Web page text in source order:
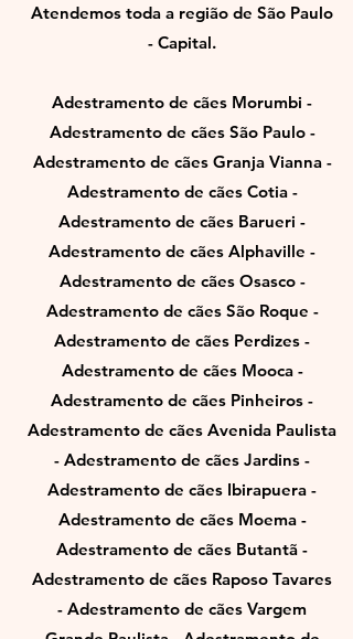
Atendemos toda a região de São Paulo
- Capital.
Adestramento de cães Morumbi -
Adestramento de cães São Paulo -
Adestramento de cães Granja Vianna -
Adestramento de cães Cotia -
Adestramento de cães Barueri -
Adestramento de cães Alphaville -
Adestramento de cães Osasco -
Adestramento de cães São Roque -
Adestramento de cães Perdizes -
Adestramento de cães Mooca -
Adestramento de cães Pinheiros -
Adestramento de cães Avenida Paulista
- Adestramento de cães Jardins -
Adestramento de cães Ibirapuera -
Adestramento de cães Moema -
Adestramento de cães Butantã -
Adestramento de cães Raposo Tavares
- Adestramento de cães Vargem